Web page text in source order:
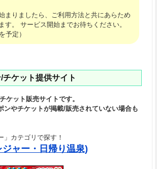
まりましたら、ご利用方法と共にあらため
す。 サービス開始までお待ちください。
予定）
チケット提供サイト
ケット販売サイトです。
ンやチケットが掲載/販売されていない場合も
カテゴリで探す！
ジャー・日帰り温泉)